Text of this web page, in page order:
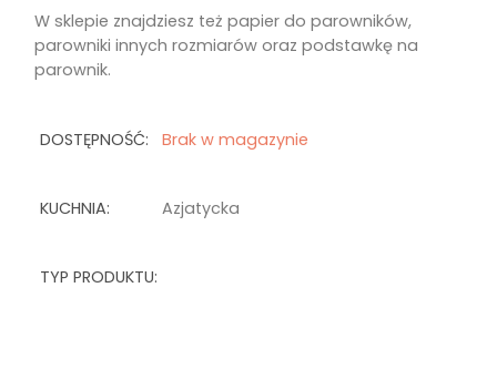
W sklepie znajdziesz też papier do parowników,
parowniki innych rozmiarów oraz podstawkę na
parownik.
DOSTĘPNOŚĆ: Brak w magazynie
KUCHNIA: Azjatycka
TYP PRODUKTU: